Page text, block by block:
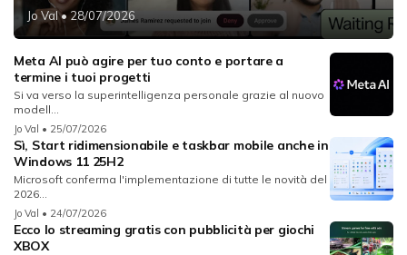
Jo Val• 28/07/2026
Meta AI può agire per tuo conto e portare a
termine i tuoi progetti
Si va verso la superintelligenza personale grazie al nuovo
modell...
Jo Val • 25/07/2026
Sì, Start ridimensionabile e taskbar mobile anche in
Windows 11 25H2
Microsoft conferma l'implementazione di tutte le novità del
2026...
Jo Val • 24/07/2026
Ecco lo streaming gratis con pubblicità per giochi
XBOX